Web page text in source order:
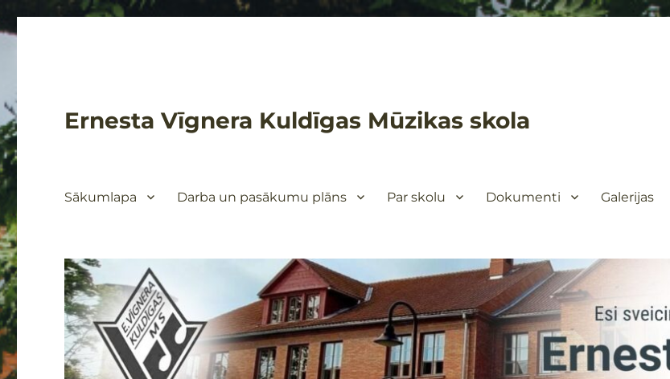
Ernesta Vīgnera Kuldīgas Mūzikas skola
Sākumlapa Darba un pasākumu plāns Par skolu Dokumenti Galerijas